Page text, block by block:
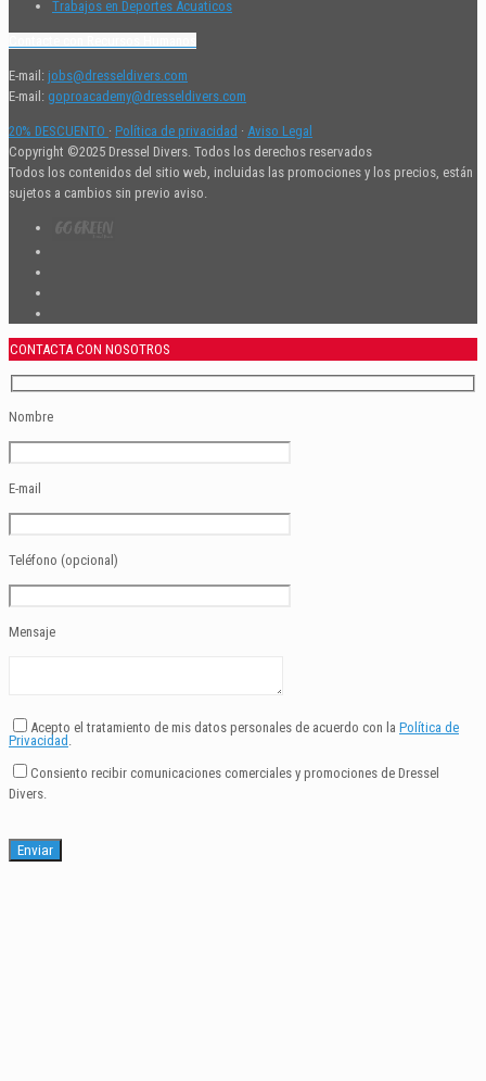
Trabajos en Deportes Acuaticos
E-mail: jobs@dresseldivers.com
E-mail: goproacademy@dresseldivers.com
20% DESCUENTO · Política de privacidad · Aviso Legal
Copyright ©2025 Dressel Divers. Todos los derechos reservados
Todos los contenidos del sitio web, incluidas las promociones y los precios, están
sujetos a cambios sin previo aviso.
CONTACTA CON NOSOTROS
Nombre
E-mail
Teléfono (opcional)
Mensaje
Acepto el tratamiento de mis datos personales de acuerdo con la Política de
Privacidad .
Consiento recibir comunicaciones comerciales y promociones de Dressel
Divers.